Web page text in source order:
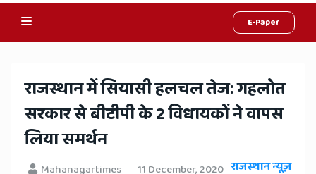
E-Paper
Hindi
News,
Hindi
Samachar,
राजस्थान में सियासी हलचल तेज: गहलोत
सरकार से बीटीपी के 2 विधायकों ने वापस
लिया समर्थन
Mahanagartimes 11 December, 2020 राजस्थान न्यूज़